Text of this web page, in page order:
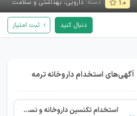
۱.۰ دسته: دارویی، بهداشتی و سلامت
دنبال کنید ثبت امتیاز
آگهی‌های استخدام داروخانه ترمه
استخدام تکنسین داروخانه و نسخه‌پیچ